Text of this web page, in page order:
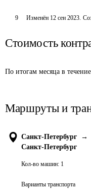
9 Изменён 12 сен 2023.
Стоимость
По итогам месяца в
Маршруты и
Санкт-Петербург
→
Санкт-Петербург
Кол-во машин: 1
Варианты транспорта